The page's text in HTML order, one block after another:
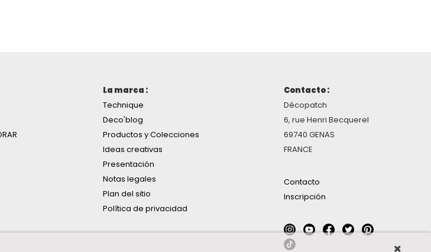
La marca :
Technique
Deco'blog
Productos y Colecciones
Ideas creativas
Presentación
Notas legales
Plan del sitio
Política de privacidad
Contacto :
Décopatch
6, rue Henri Becquerel
69740 GENAS
FRANCE
Contacto
Inscripción